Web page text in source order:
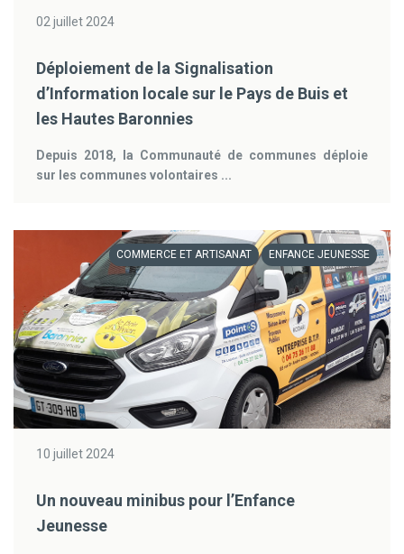
02 juillet 2024
Déploiement de la Signalisation
d’Information locale sur le Pays de Buis et
les Hautes Baronnies
Depuis 2018, la Communauté de communes déploie
sur les communes volontaires ...
COMMERCE ET ARTISANAT ENFANCE JEUNESSE
10 juillet 2024
Un nouveau minibus pour l’Enfance
Jeunesse